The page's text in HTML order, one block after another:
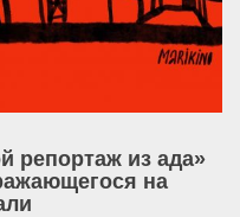
репортаж из ада»
на